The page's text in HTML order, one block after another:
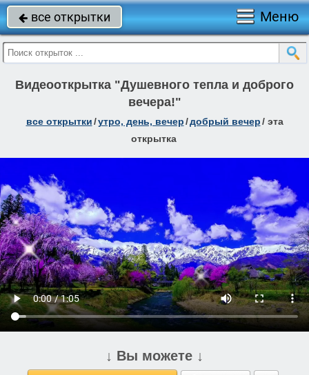
 все открытки Меню
Видеооткрытка "Душевного тепла и доброго
вечера!"
все открытки/утро, день, вечер/добрый вечер/ эта
открытка
↓ Вы можете ↓